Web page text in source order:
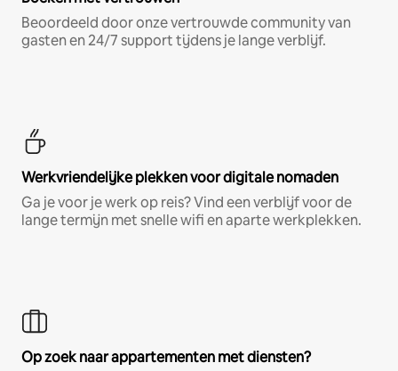
Beoordeeld door onze vertrouwde community van
gasten en 24/7 support tijdens je lange verblijf.
Werkvriendelijke plekken voor digitale nomaden
Ga je voor je werk op reis? Vind een verblijf voor de
lange termijn met snelle wifi en aparte werkplekken.
Op zoek naar appartementen met diensten?